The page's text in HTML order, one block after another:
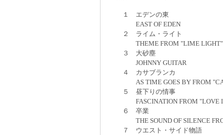
１ エデンの東
EAST OF EDEN
２ ライム・ライト
THEME FROM "LIME LIGHT"
３ 大砂塵
JOHNNY GUITAR
４ カサブランカ
AS TIME GOES BY FROM
５ 昼下りの情事
FASCINATION FROM "LOVE
６ 卒業
THE SOUND OF SILENCE
７ ウエスト・サイド物語